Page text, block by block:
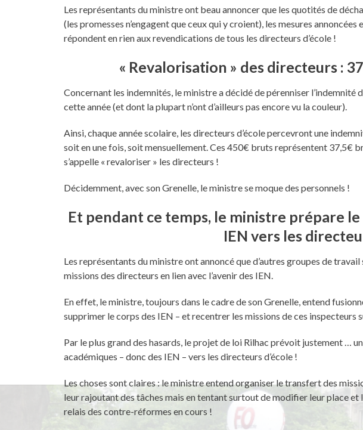
Les représentants du ministre ont beau annoncer que les quotités de
(les promesses n’engagent que ceux qui y croient), les mesures
répondent en rien aux revendications de tous les directeurs d’école !
« Revalorisation » des directeurs :
Concernant les indemnités, le ministre a décidé de pérenniser
cette année (et dont la plupart n’ont d’ailleurs pas encore vu la couleur).
Ainsi, chaque année scolaire, les directeurs d’école percevront une
soit en une fois, soit mensuellement. Ces 450€ bruts représentent 37,5€
s’appelle « revaloriser » les directeurs !
Décidemment, avec son Grenelle, le ministre se moque des personnels !
Et pendant ce temps, le ministre prépare
IEN vers les
Les représentants du ministre ont annoncé que d’autres groupes de
missions des directeurs en lien avec l’avenir des IEN.
En effet, le ministre, toujours dans le cadre de son Grenelle, entend
supprimer le corps des IEN – et recentrer les missions de ces inspecteurs
Par le plus grand des hasards, le projet de loi Rilhac prévoit justement …
académiques – donc des IEN – vers les directeurs d’école !
Les choses sont claires : le ministre entend organiser le transfert des
leur rajoutant des tâches mais en tentant surtout de modifier leur place et
relais des contre-réformes en cours !